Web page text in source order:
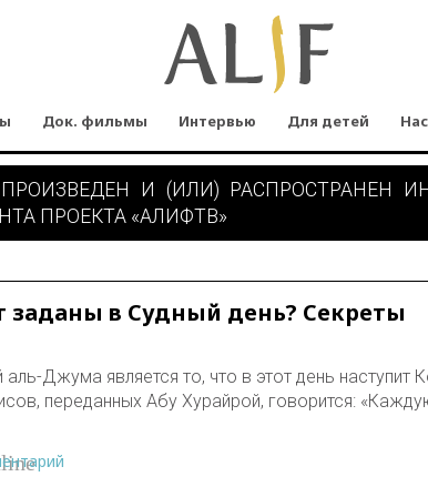
Док. фильмы Интервью Для детей
И (ИЛИ) РАСПРОСТРАНЕН
ПРОЕКТА «АЛИФТВ»
заданы в Судный день? Секреты
Джума является то, что в этот день наступит
переданных Абу Хурайрой, говорится: